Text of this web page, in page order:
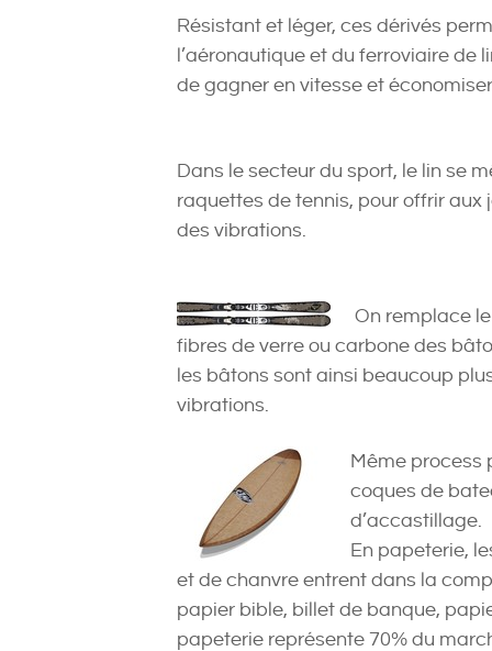
Résistant et léger, ces dérivés
l’aéronautique et du ferroviaire de
de gagner en vitesse et économiser
Dans le secteur du sport, le lin se
raquettes de tennis, pour offrir aux
des vibrations.
On remplace
fibres de verre ou carbone des
les bâtons sont ainsi beaucoup
vibrations.
Même process
coques de
d’accastillage.
En papeterie,
et de chanvre entrent dans la
papier bible, billet de banque,
papeterie représente 70% du